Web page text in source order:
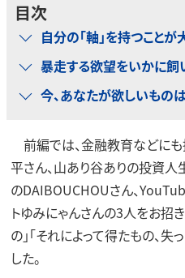
目次
自分の「軸」を持つことが
暴走する欲望をいかに飼
今、あなたが欲しいもの
前編では、金融教育などに
平さん、山あり谷ありの投資人
のDAIBOUCHOUさん、
トゆみにゃんさんの3人をお招
の」「それによって得たもの、
した。